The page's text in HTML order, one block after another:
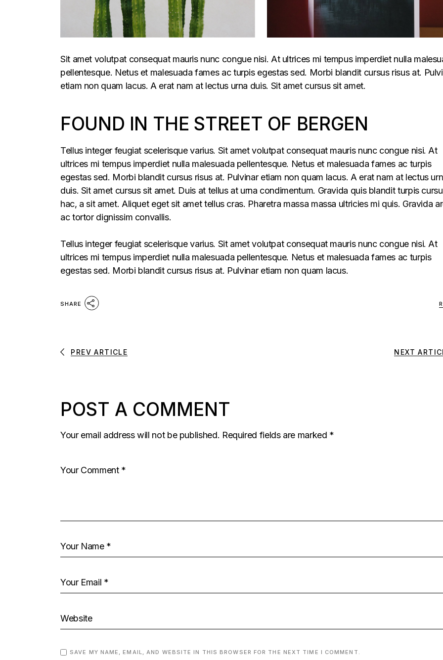
Sit amet volutpat consequat mauris nunc congue nisi. At ultrices mi tempus imperdiet nulla
pellentesque. Netus et malesuada fames ac turpis egestas sed. Morbi blandit cursus risus at.
etiam non quam lacus. A erat nam at lectus urna duis. Sit amet cursus sit amet.
FOUND IN THE STREET OF BERGEN
Tellus integer feugiat scelerisque varius. Sit amet volutpat consequat mauris nunc congue nisi. At
ultrices mi tempus imperdiet nulla malesuada pellentesque. Netus et malesuada fames ac turpis
egestas sed. Morbi blandit cursus risus at. Pulvinar etiam non quam lacus. A erat nam at lectus
duis. Sit amet cursus sit amet. Duis at tellus at urna condimentum. Gravida quis blandit turpis
hac, a sit amet. Aliquet eget sit amet tellus cras. Pharetra massa massa ultricies mi quis. Gravida
ac tortor dignissim convallis.
Tellus integer feugiat scelerisque varius. Sit amet volutpat consequat mauris nunc congue nisi. At
ultrices mi tempus imperdiet nulla malesuada pellentesque. Netus et malesuada fames ac turpis
egestas sed. Morbi blandit cursus risus at. Pulvinar etiam non quam lacus.
SHARE
PREV ARTICLE NEXT
POST A COMMENT
Your email address will not be published. Required fields are marked *
SAVE MY NAME, EMAIL, AND WEBSITE IN THIS BROWSER FOR THE NEXT TIME I COMMENT.